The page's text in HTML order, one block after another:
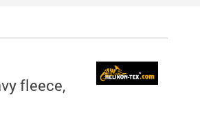
fleece,